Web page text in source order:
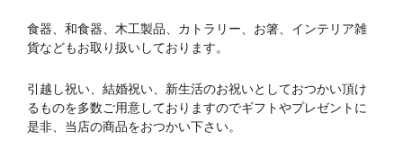
食器、和食器、木工製品、カトラリー、お箸、インテリア雑
貨などもお取り扱いしております。
引越し祝い、結婚祝い、新生活のお祝いとしておつかい頂け
るものを多数ご用意しておりますのでギフトやプレゼントに
是非、当店の商品をおつかい下さい。